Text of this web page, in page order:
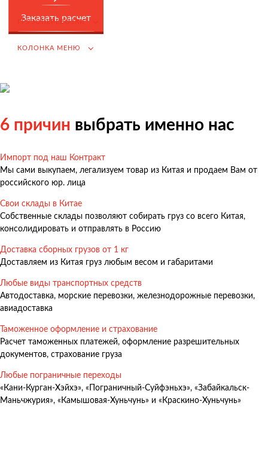
ГРУЗОПЕРЕВОЗКИ
КОЛОНКА МЕНЮ
Возмещение НДС при Импорте
Подбор иностранных поставщиков
Грузоперевозки из Китая
Международные перевозки
Автомобильные перевозки
Контейнерные перевозки
Морские и речные перевозки
Авиадоставка
Мультимодальные перевозки
Комплексные логистические решения
Страхование грузов
Заказать расчет
6 причин выбрать именно нас
Импорт под наш Контракт
Мы сами выкупаем, легализуем товар из Китая и продаем Вам от
российского юр. лица
Свои склады в Китае
Собственные склады позволяют собирать груз со всего Китая,
консолидировать и отправлять в Россию
Доставка сборных грузов от 1 кг
Доставляем из Китая груз любым весом и габаритами
Любые виды транспортных средств
Автодоставка, морские перевозки, железнодорожные перевозки,
авиадоставка
Таможенное оформление и страхование
Расчет таможенных платежей, оформление разрешительных
документов, страхование груза
Любые пограничные переходы
«Кани-Курган-Хэйхэ», «Пограничный-Суйфэньхэ», «Забайкальск-
Маньчжурия», «Камышовая-Хуньчунь» и «Краскино-Хуньчунь»